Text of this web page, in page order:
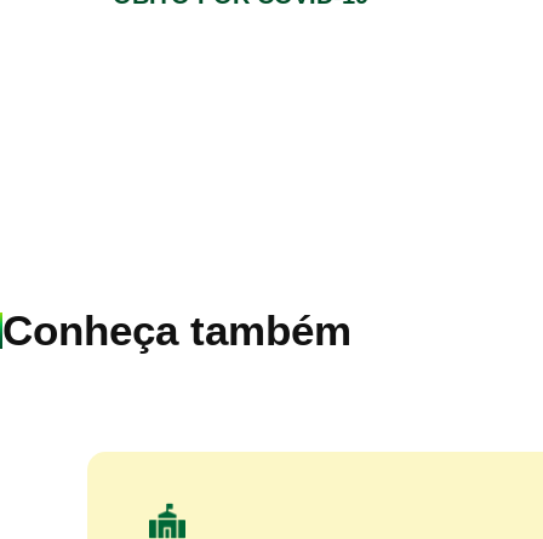
Conheça também